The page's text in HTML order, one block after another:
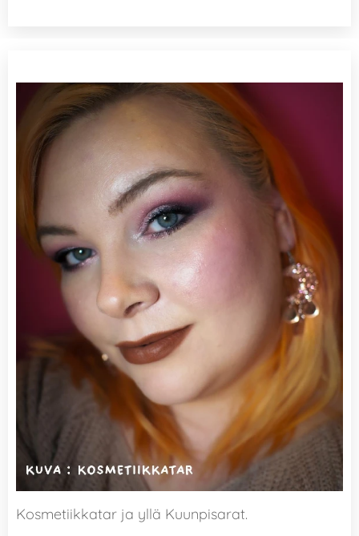
Kosmetiikkatar ja yllä Kuunpisarat.